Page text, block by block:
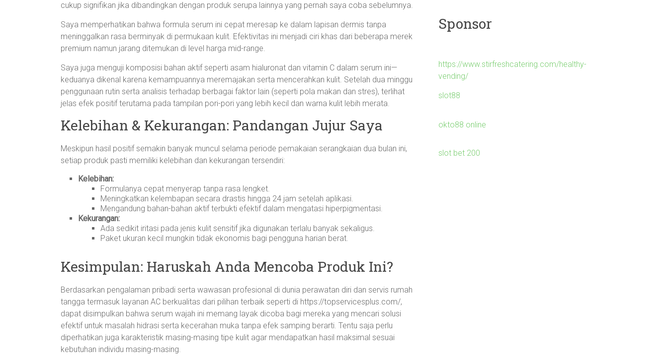
cukup signifikan jika dibandingkan dengan produk serupa lainnya yang pernah saya coba sebelumnya.
Saya memperhatikan bahwa formula serum ini cepat meresap ke dalam lapisan dermis tanpa
meninggalkan rasa berminyak di permukaan kulit. Efektivitas ini menjadi ciri khas dari beberapa merek
premium namun jarang ditemukan di level harga mid-range.
Saya juga menguji komposisi bahan aktif seperti asam hialuronat dan vitamin C dalam serum ini—
keduanya dikenal karena kemampuannya meremajakan serta mencerahkan kulit. Setelah dua minggu
penggunaan rutin serta analisis terhadap berbagai faktor lain (seperti pola makan dan stres), terlihat
jelas efek positif terutama pada tampilan pori-pori yang lebih kecil dan warna kulit lebih merata.
Kelebihan & Kekurangan: Pandangan Jujur Saya
Meskipun hasil positif semakin banyak muncul selama periode pemakaian serangkaian dua bulan ini,
setiap produk pasti memiliki kelebihan dan kekurangan tersendiri:
Kelebihan:
Formulanya cepat menyerap tanpa rasa lengket.
Meningkatkan kelembapan secara drastis hingga 24 jam setelah aplikasi.
Mengandung bahan-bahan aktif terbukti efektif dalam mengatasi hiperpigmentasi.
Kekurangan:
Ada sedikit iritasi pada jenis kulit sensitif jika digunakan terlalu banyak sekaligus.
Paket ukuran kecil mungkin tidak ekonomis bagi pengguna harian berat.
Kesimpulan: Haruskah Anda Mencoba Produk Ini?
Berdasarkan pengalaman pribadi serta wawasan profesional di dunia perawatan diri dan servis rumah
tangga termasuk layanan AC berkualitas dari pilihan terbaik seperti di https://topservicesplus.com/,
dapat disimpulkan bahwa serum wajah ini memang layak dicoba bagi mereka yang mencari solusi
efektif untuk masalah hidrasi serta kecerahan muka tanpa efek samping berarti. Tentu saja perlu
diperhatikan juga karakteristik masing-masing tipe kulit agar mendapatkan hasil maksimal sesuai
kebutuhan individu masing-masing.
Sponsor
https://www.stirfreshcatering.com/healthy-
vending/
slot88
okto88 online
slot bet 200